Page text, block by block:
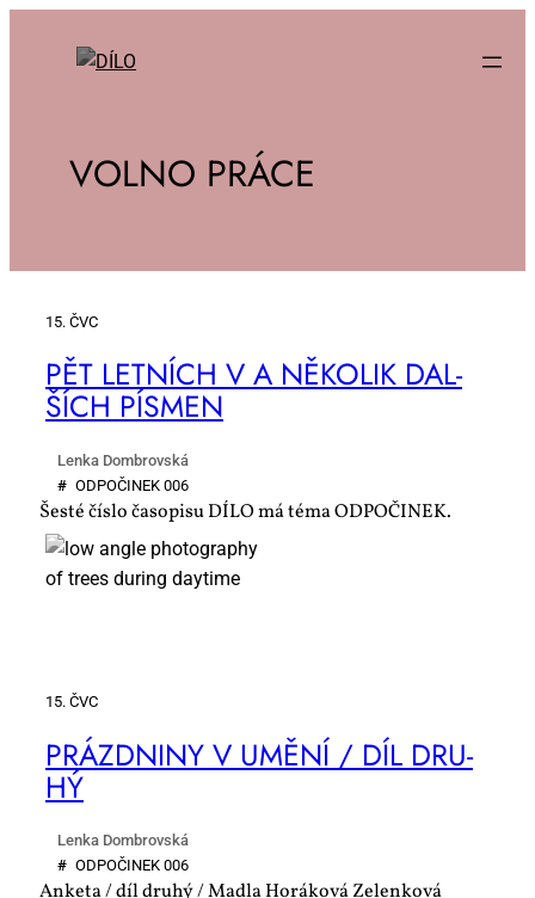
VOLNO PRÁCE
15. ČVC
PĚT LET­NÍCH V A NĚ­KO­LIK DAL­
ŠÍCH PÍS­MEN
Lenka Dombrovská
# OD­PO­ČI­NEK 006
Šesté číslo časopisu DÍLO má téma ODPOČINEK.
15. ČVC
PRÁZD­NI­NY V UMĚ­NÍ / DÍL DRU­
HÝ
Lenka Dombrovská
# OD­PO­ČI­NEK 006
Anketa / díl druhý / Madla Horáková Zelenková